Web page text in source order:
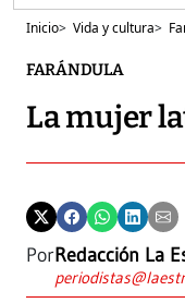
Inicio> Vida y cultura>
FARÁNDULA
La mujer
PorRedacción La